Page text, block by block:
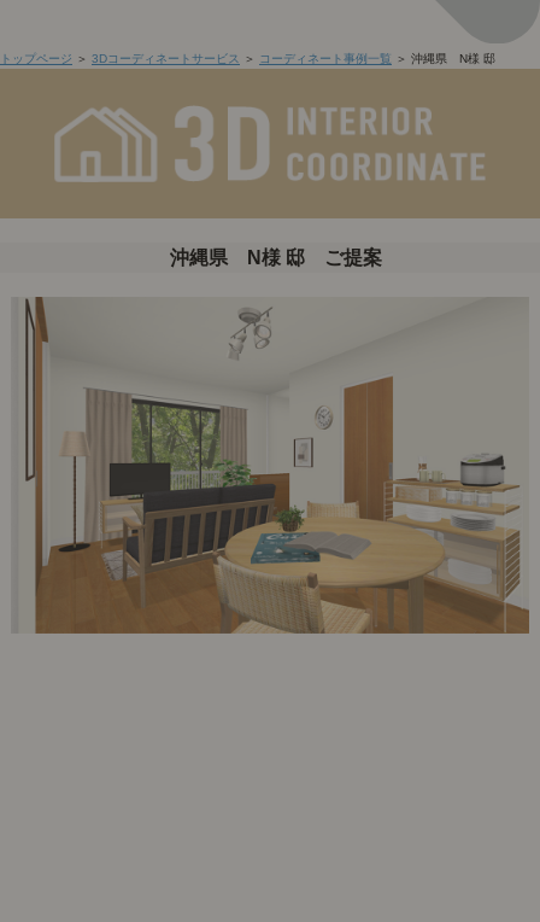
トップページ ＞ 3Dコーディネートサービス ＞ コーディネート事例一覧 ＞ 沖縄県 N様 邸
沖縄県 N様 邸 ご提案